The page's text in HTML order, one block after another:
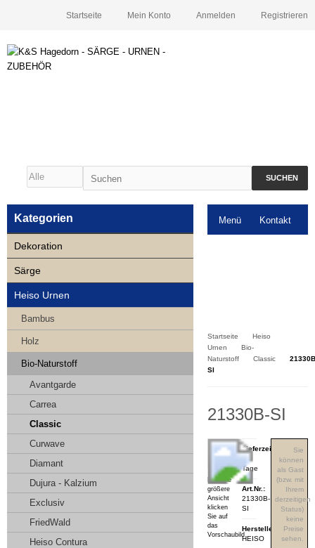
Registrieren
Anmelden
Mein Konto
Startseite
SUCHEN
Menü Kontakt
Startseite
Heiso
Urnen
Bio-
Naturstoff
Classic
SI
21330B-SI
Für eine
größere
Ansicht
klicken
Sie auf
das
Vorschaubild
Sie
können
als Gast
(bzw. mit
Ihrem
derzeitigen
Status)
keine
Preise
sehen.
Lieferzeit:
3-4
Tage
Art.Nr.:
21330B-
SI
Hersteller:
HEISO
Kategorien
Dekoration
Särge
Heiso Urnen
Bambus
Holz
Bio-Naturstoff
Avantgarde
Carrea
Classic
Curwave
Diamant
Dujura - Kalzium
Exclusiv
FriedWald
Heiso Contura